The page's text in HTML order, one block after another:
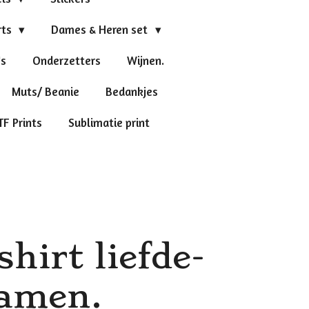
Dames & Heren set
Onderzetters Wijnen.
Muts/ Beanie Bedankjes
Prints Sublimatie print
liefde-